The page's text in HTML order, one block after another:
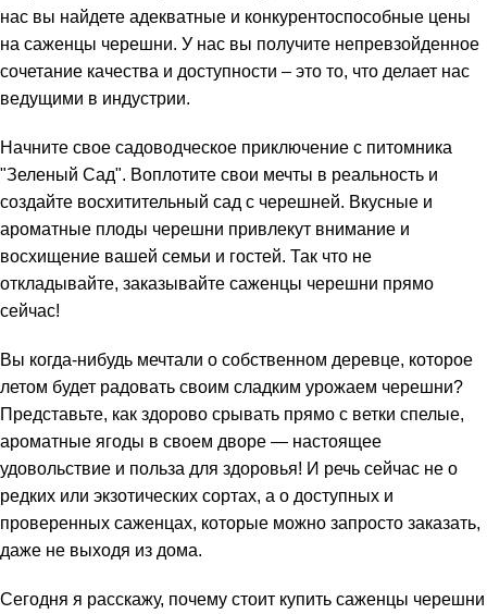
нас вы найдете адекватные и конкурентоспособные цены
на саженцы черешни. У нас вы получите непревзойденное
сочетание качества и доступности – это то, что делает нас
ведущими в индустрии.
Начните свое садоводческое приключение с питомника
"Зеленый Сад". Воплотите свои мечты в реальность и
создайте восхитительный сад с черешней. Вкусные и
ароматные плоды черешни привлекут внимание и
восхищение вашей семьи и гостей. Так что не
откладывайте, заказывайте саженцы черешни прямо
сейчас!
Вы когда-нибудь мечтали о собственном деревце, которое
летом будет радовать своим сладким урожаем черешни?
Представьте, как здорово срывать прямо с ветки спелые,
ароматные ягоды в своем дворе — настоящее
удовольствие и польза для здоровья! И речь сейчас не о
редких или экзотических сортах, а о доступных и
проверенных саженцах, которые можно запросто заказать,
даже не выходя из дома.
Сегодня я расскажу, почему стоит купить саженцы черешни